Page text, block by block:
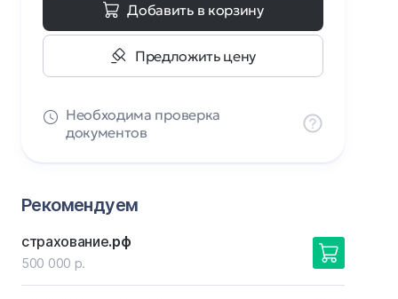
Добавить в корзину
Предложить цену
Необходима проверка
документов
Рекомендуем
страхование.рф
500 000 р.